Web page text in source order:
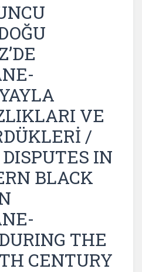
VE
/
IN
BLACK
THE
CENTURY